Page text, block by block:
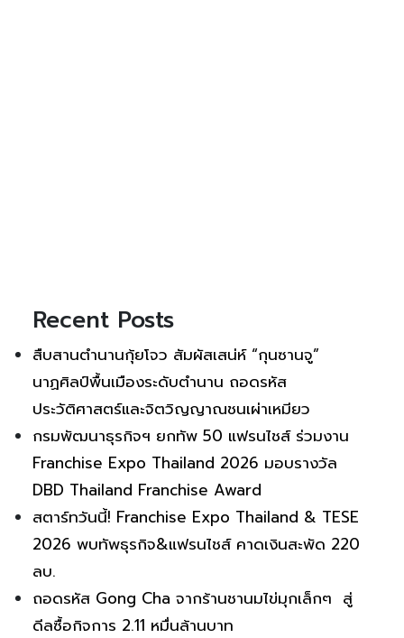
Recent Posts
สืบสานตำนานกุ้ยโจว สัมผัสเสน่ห์ “กุนซานจู”
นาฏศิลป์พื้นเมืองระดับตำนาน ถอดรหัส
ประวัติศาสตร์และจิตวิญญาณชนเผ่าเหมียว
กรมพัฒนาธุรกิจฯ ยกทัพ 50 แฟรนไชส์ ร่วมงาน
Franchise Expo Thailand 2026 มอบรางวัล
DBD Thailand Franchise Award
สตาร์ทวันนี้! Franchise Expo Thailand & TESE
2026 พบทัพธุรกิจ&แฟรนไชส์ คาดเงินสะพัด 220
ลบ.
ถอดรหัส Gong Cha จากร้านชานมไข่มุกเล็กๆ สู่
ดีลซื้อกิจการ 2.11 หมื่นล้านบาท